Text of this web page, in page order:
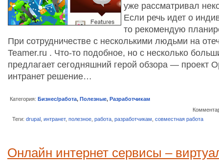
уже рассматривал
Если речь идет о
то рекомендую
При сотрудничестве с несколькими людьми на
Teamer.ru . Что-то подобное, но с несколько
предлагает сегодняшний герой обзора — проект
интранет решение…
Категория: Бизнес/работа, Полезные, Разработчикам
Теги: drupal интранет, полезное работа разработчикам совместная работа
Онлайн интернет сервисы –